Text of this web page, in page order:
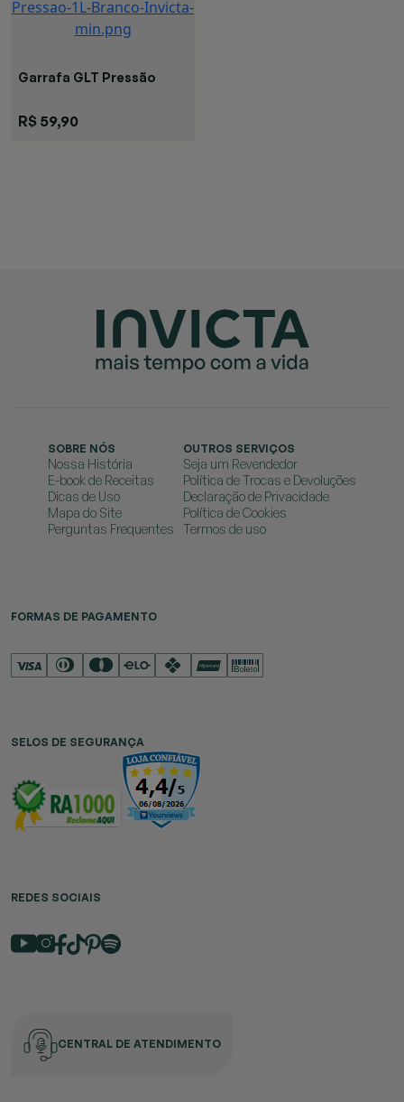
Garrafa GLT Pressão
R$ 59,90
SOBRE NÓS
Nossa História
E-book de Receitas
Dicas de Uso
Mapa do Site
Perguntas Frequentes
OUTROS SERVIÇOS
Seja um Revendedor
Política de Trocas e Devoluções
Declaração de Privacidade
Política de Cookies
Termos de uso
FORMAS DE PAGAMENTO
SELOS DE SEGURANÇA
REDES SOCIAIS
CENTRAL DE ATENDIMENTO